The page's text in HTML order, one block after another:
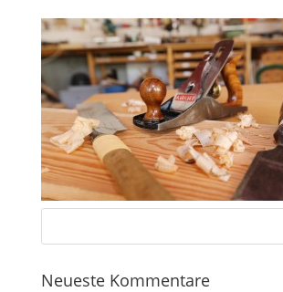
Neueste Kommentare